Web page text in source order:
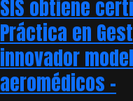
SIS obtiene
Práctica en
innovador
aeromédicos –